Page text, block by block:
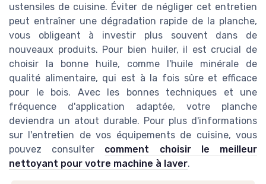
ustensiles de cuisine. Éviter de négliger cet entretien
peut entraîner une dégradation rapide de la planche,
vous obligeant à investir plus souvent dans de
nouveaux produits. Pour bien huiler, il est crucial de
choisir la bonne huile, comme l'huile minérale de
qualité alimentaire, qui est à la fois sûre et efficace
pour le bois. Avec les bonnes techniques et une
fréquence d'application adaptée, votre planche
deviendra un atout durable. Pour plus d'informations
sur l'entretien de vos équipements de cuisine, vous
pouvez consulter comment choisir le meilleur
nettoyant pour votre machine à laver.